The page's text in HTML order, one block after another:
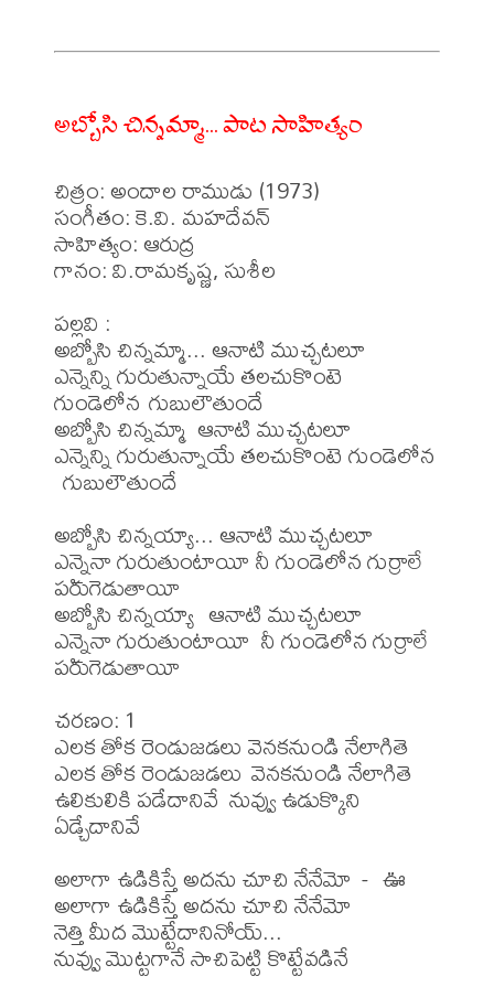
అబ్బోసి చిన్నమ్మా... పాట సాహిత్యం
చిత్రం: అందాల రాముడు (1973)
సంగీతం: కె.వి. మహదేవన్
సాహిత్యం: ఆరుద్ర
గానం: వి.రామకృష్ణ, సుశీల
పల్లవి :
అబ్బోసి చిన్నమ్మా... ఆనాటి ముచ్చటలూ
ఎన్నెన్ని గురుతున్నాయే తలచుకొంటె
గుండెలోన గుబులౌతుందే
అబ్బోసి చిన్నమ్మా  ఆనాటి ముచ్చటలూ
ఎన్నెన్ని గురుతున్నాయే తలచుకొంటె గుండెలోన
గుబులౌతుందే
అబ్బోసి చిన్నయ్యా... ఆనాటి ముచ్చటలూ
ఎన్నైనా గురుతుంటాయీ నీ గుండెలోన గుర్రాలే
పరుగెడుతాయీ
అబ్బోసి చిన్నయ్యా  ఆనాటి ముచ్చటలూ
ఎన్నైనా గురుతుంటాయీ  నీ గుండెలోన గుర్రాలే
పరుగెడుతాయీ
చరణం: 1
ఎలక తోక రెండుజడలు వెనకనుండి నేలాగితె
ఎలక తోక రెండుజడలు వెనకనుండి నేలాగితె
ఉలికులికి పడేదానివే  నువ్వు ఉడుక్కొని
ఏడ్చేదానివే
అలాగా ఉడికిస్తే అదను చూచి నేనేమో  -  ఊ
అలాగా ఉడికిస్తే అదను చూచి నేనేమో
నెత్తి మీద మొట్టేదానినోయ్...
నువ్వు మొట్టగానే సాచిపెట్టి కొట్టేవడినే